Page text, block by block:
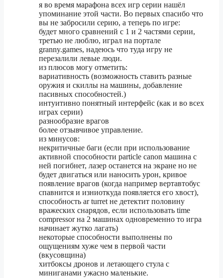
я во время марафона всех игр серии нашёл
упоминание этой части. Во первых спасибо что
вы не забросили серию, а теперь по игре:
будет много сравнений с 1 и 2 частями серии,
третью не люблю, играл на портале
granny.games, надеюсь что туда игру не
перезалили левые люди.
из плюсов могу отметить:
вариативность (возможность ставить разные
оружия и скиллы на машины, добавление
пасивных способностей.)
интуитивно понятный интерфейс (как и во всех
играх серии)
разнообразие врагов
более отзывчивое управление.
из минусов:
некритичные баги (если при использование
активной способности particle canon машина с
ней погибнет, лазер останется на экране но не
будет двигаться или наносить урон, кривое
появление врагов (когда например вертавтобус
спавнится и изниоткуда появляется его хвост),
способность ar turret не детектит половину
вражеских снарядов, если использовать time
compressor на 2 машинах одновременно то игра
начинает жутко лагать)
некоторые способности выполнены по
ощущениям хуже чем в первой части
(вкусовщина)
хитбоксы дронов и летающего стула с
миниганами ужасно маленькие.